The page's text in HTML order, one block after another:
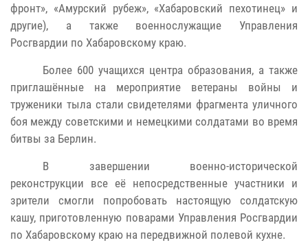
фронт», «Амурский рубеж», «Хабаровский пехотинец» и
другие), а также военнослужащие Управления
Росгвардии по Хабаровскому краю.
Более 600 учащихся центра образования, а также
приглашённые на мероприятие ветераны войны и
труженики тыла стали свидетелями фрагмента уличного
боя между советскими и немецкими солдатами во время
битвы за Берлин.
В завершении военно-исторической
реконструкции все её непосредственные участники и
зрители смогли попробовать настоящую солдатскую
кашу, приготовленную поварами Управления Росгвардии
по Хабаровскому краю на передвижной полевой кухне.